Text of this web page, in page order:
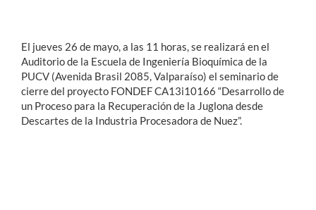
Funcionarios
Alumni
El jueves 26 de mayo, a las 11 horas, se realizará en el
Auditorio de la Escuela de Ingeniería Bioquímica de la
PUCV (Avenida Brasil 2085, Valparaíso) el seminario de
cierre del proyecto FONDEF CA13i10166 “Desarrollo de
un Proceso para la Recuperación de la Juglona desde
Descartes de la Industria Procesadora de Nuez”.